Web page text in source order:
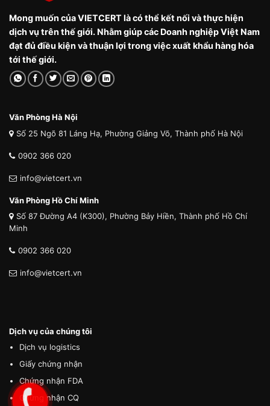
Mong muốn của VIETCERT là có thể kết nối và thực hiện
dịch vụ trên thế giới. Nhằm giúp các Doanh nghiệp Việt Nam
đạt đủ điều kiện và thuận lợi trong việc xuất khẩu hàng hóa
tới thế giới.
Văn Phòng Hà Nội
Số 25 Ngõ 81 Láng Hạ, Phường Giảng Võ, Thành phố Hà Nội
0902 366 020
info@vietcert.vn
Văn Phòng Hồ Chí Minh
Số 87 Đường A4 (K300), Phường Bảy Hiền, Thành phố Hồ Chí
Minh
0902 366 020
info@vietcert.vn
Dịch vụ của chúng tôi
Dịch vụ logistics
Giấy chứng nhận
Chứng nhận FDA
Chứng nhận CQ